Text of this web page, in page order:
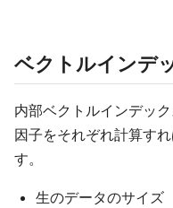
ベクトルインデ
内部ベクトルインデッ
因子をそれぞれ計算す
す。
生のデータのサイズ